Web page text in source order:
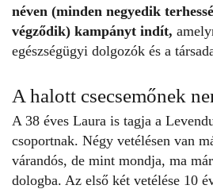
néven (minden negyedik
végződik) kampányt indít,
egészségügyi dolgozók és a
A halott csecsemőnek
A 38 éves Laura is tagja a
csoportnak. Négy vetélésen van
várandós, de mint mondja, ma
dologba. Az első két vetélése 10